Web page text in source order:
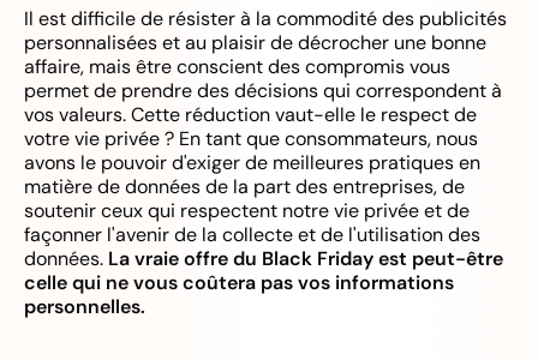
Il est difficile de résister à la commodité des publicités
personnalisées et au plaisir de décrocher une bonne
affaire, mais être conscient des compromis vous
permet de prendre des décisions qui correspondent à
vos valeurs. Cette réduction vaut-elle le respect de
votre vie privée ? En tant que consommateurs, nous
avons le pouvoir d'exiger de meilleures pratiques en
matière de données de la part des entreprises, de
soutenir ceux qui respectent notre vie privée et de
façonner l'avenir de la collecte et de l'utilisation des
données. La vraie offre du Black Friday est peut-être
celle qui ne vous coûtera pas vos informations
personnelles.